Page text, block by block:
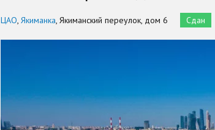
ЦАО, Якиманка, Якиманский переулок, дом 6 Сдан